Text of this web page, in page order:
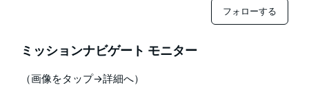
フォローする
ミッションナビゲート モニター
（画像をタップ→詳細へ）